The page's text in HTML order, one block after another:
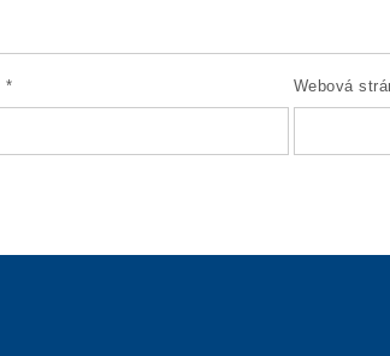
* Webová